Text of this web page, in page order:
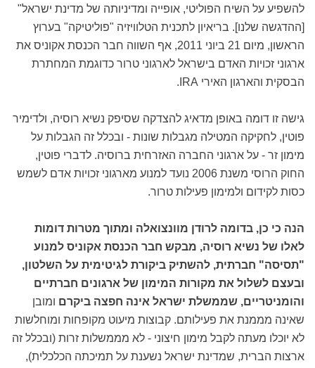
להשפיע על השיח הפוליטי, אופייה ומדיניותה של מדינת ישראל"
[ההדגשה שלנו]. בריאיון לתכנית הטלוויזיה "פוליטיקה" בערוץ
הראשון, מיום 21 ביוני 2011, אף השווה חבר הכנסת אקוניס את
ארגוני זכויות האדם בישראל לארגוני טרור כדוגמת המחתרת
הבסקית והארגון האירי IRA.
גישה זו דומה באופן מדאיג להצדקה שסיפק נשיא רוסיה, ולדימיר
פוטין, לחקיקה המטילה מגבלות שונות - ובכלל זה הגבלות על
מימון זר - על ארגוני החברה האזרחית ברוסיה. לדברי פוטין,
החוק הרוסי משנת 2006 נועד למנוע מארגוני זכויות אדם לשמש
כסות לקידום ולמימון פעילות טרור.
הנה כי כן, בדומה לרודן מוונצואלה ומתוך מטרות דומות
לאלו של נשיא רוסיה, מבקש חבר הכנסת אקוניס למנוע
"תסיסה" חברתית, להשתיק ביקורת לגיטימית על השלטון,
ובעצם לשלול את מקורות המימון של ארגונים חברתיים
והומניטריים, שממשלת ישראל אינה חפצה ביקרם ומובן
שאינה מממנת את פעילותם. קבוצות מיעוט מקופחות ומוחלשות
לא יוכלו מעתה לקבל מימון חיצוני - לא מממשלות זרות (ובכלל זה
ארצות הברית, שמדינת ישראל נשענת על תמיכתה הכלכלית),